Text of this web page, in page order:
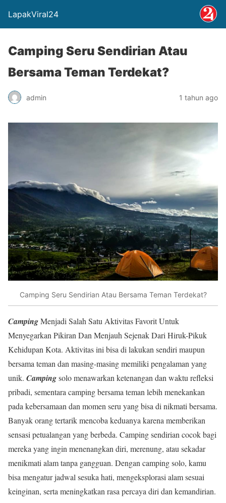
LapakViral24
Camping Seru Sendirian Atau
Bersama Teman Terdekat?
admin 1 tahun ago
Camping Seru Sendirian Atau Bersama Teman Terdekat?
CampingMenjadi Salah Satu Aktivitas Favorit Untuk
Menyegarkan Pikiran Dan Menjauh Sejenak Dari Hiruk-Pikuk
Kehidupan Kota. Aktivitas ini bisa di lakukan sendiri maupun
bersama teman dan masing-masing memiliki pengalaman yang
unik. Campingsolo menawarkan ketenangan dan waktu refleksi
pribadi, sementara camping bersama teman lebih menekankan
pada kebersamaan dan momen seru yang bisa di nikmati bersama.
Banyak orang tertarik mencoba keduanya karena memberikan
sensasi petualangan yang berbeda. Camping sendirian cocok bagi
mereka yang ingin menenangkan diri, merenung, atau sekadar
menikmati alam tanpa gangguan. Dengan camping solo, kamu
bisa mengatur jadwal sesuka hati, mengeksplorasi alam sesuai
keinginan, serta meningkatkan rasa percaya diri dan kemandirian.